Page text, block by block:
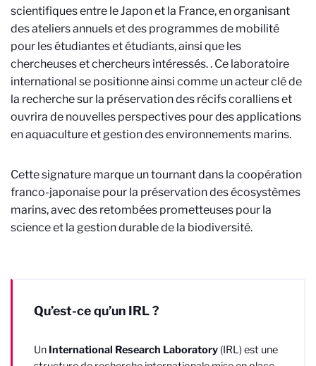
scientifiques entre le Japon et la France, en organisant
des ateliers annuels et des programmes de mobilité
pour les étudiantes et étudiants, ainsi que les
chercheuses et chercheurs intéressés. . Ce laboratoire
international se positionne ainsi comme un acteur clé de
la recherche sur la préservation des récifs coralliens et
ouvrira de nouvelles perspectives pour des applications
en aquaculture et gestion des environnements marins.
Cette signature marque un tournant dans la coopération
franco-japonaise pour la préservation des écosystèmes
marins, avec des retombées prometteuses pour la
science et la gestion durable de la biodiversité.
Qu’est-ce qu’un IRL ?
Un International Research Laboratory (IRL) est une